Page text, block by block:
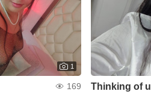
1
169 Thinking of u